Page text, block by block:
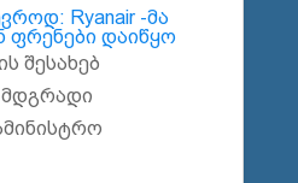
Ryanair -მა
დაიწყო
შესახებ
მდგრადი